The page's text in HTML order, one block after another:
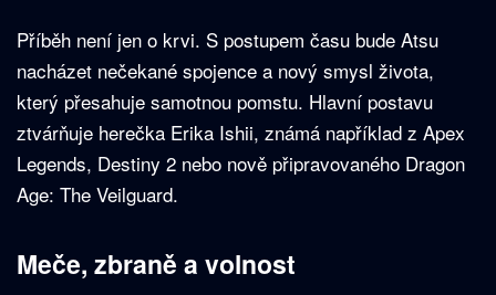
Příběh není jen o krvi. S postupem času bude Atsu
nacházet nečekané spojence a nový smysl života,
který přesahuje samotnou pomstu. Hlavní postavu
ztvárňuje herečka Erika Ishii, známá například z Apex
Legends, Destiny 2 nebo nově připravovaného Dragon
Age: The Veilguard.
Meče, zbraně a volnost